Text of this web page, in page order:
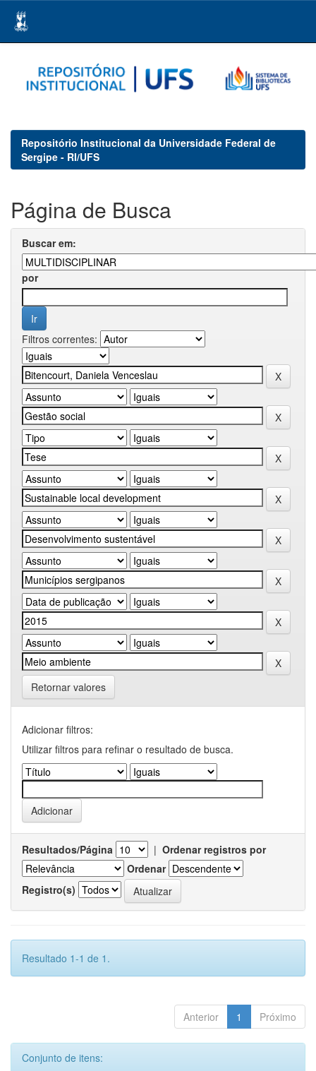
navigation
Repositório Institucional da Universidade Federal de
Sergipe - RI/UFS
Página de Busca
Buscar em:
por
Filtros correntes:
Retornar valores
Adicionar filtros:
Utilizar filtros para refinar o resultado de busca.
Resultados/Página | Ordenar registros por
Ordenar
Registro(s)
Resultado 1-1 de 1.
Anterior 1 Próximo
Conjunto de itens: